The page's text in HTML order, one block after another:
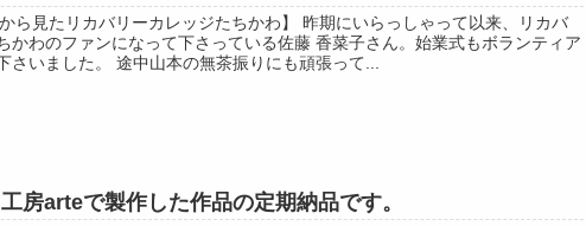
から見たリカバリーカレッジたちかわ】 昨期にいらっしゃって以来、リカバ
かわのファンになって下さっている佐藤 香菜子さん。始業式もボランティア
さいました。 途中山本の無茶振りにも頑張って...
房arteで製作した作品の定期納品です。